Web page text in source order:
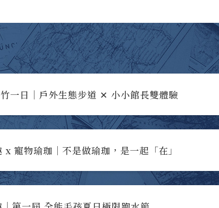
一日｜戶外生態步道 ✕ 小小館長雙體驗
寵物瑜珈｜不是做瑜珈，是一起「在」